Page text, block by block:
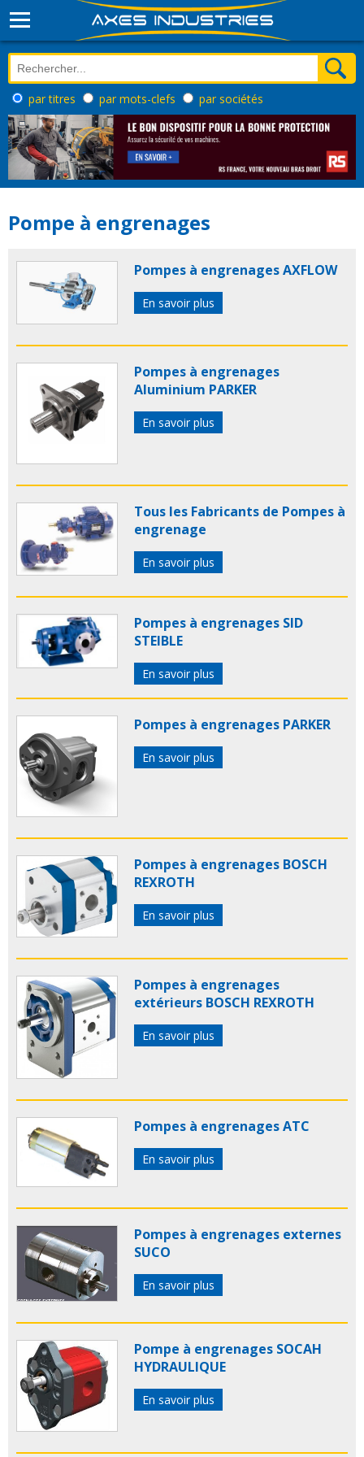
par titres par mots-clefs par sociétés
Pompe à engrenages
Pompes à engrenages AXFLOW
En savoir plus
Pompes à engrenages
Aluminium PARKER
En savoir plus
Tous les Fabricants de Pompes à
engrenage
En savoir plus
Pompes à engrenages SID
STEIBLE
En savoir plus
Pompes à engrenages PARKER
En savoir plus
Pompes à engrenages BOSCH
REXROTH
En savoir plus
Pompes à engrenages
extérieurs BOSCH REXROTH
En savoir plus
Pompes à engrenages ATC
En savoir plus
Pompes à engrenages externes
SUCO
En savoir plus
Pompe à engrenages SOCAH
HYDRAULIQUE
En savoir plus